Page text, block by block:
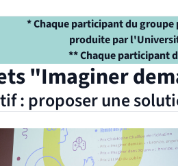
* Chaque participant du groupe
produite par
** Chaque participant
"Imaginer
: proposer une